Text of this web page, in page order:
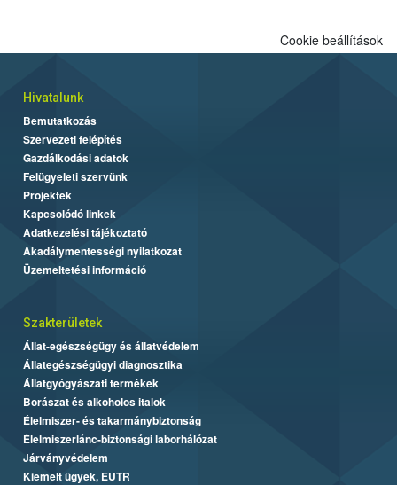
Cookie beállítások
Hivatalunk
Bemutatkozás
Szervezeti felépítés
Gazdálkodási adatok
Felügyeleti szervünk
Projektek
Kapcsolódó linkek
Adatkezelési tájékoztató
Akadálymentességi nyilatkozat
Üzemeltetési információ
Szakterületek
Állat-egészségügy és állatvédelem
Állategészségügyi diagnosztika
Állatgyógyászati termékek
Borászat és alkoholos italok
Élelmiszer- és takarmánybiztonság
Élelmiszerlánc-biztonsági laborhálózat
Járványvédelem
Kiemelt ügyek, EUTR